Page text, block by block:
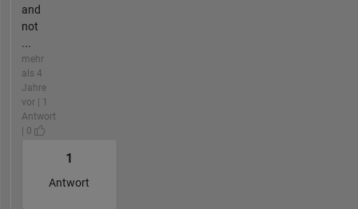
and
not
...
mehr
als 4
Jahre
vor | 1
Antwort
| 0
1
Antwort